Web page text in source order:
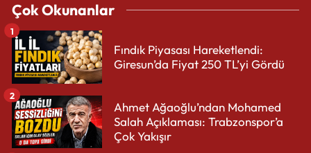
Çok Okunanlar
Fındık Piyasası Hareketlendi:
Giresun’da Fiyat 250 TL’yi Gördü
1
Ahmet Ağaoğlu’ndan Mohamed
Salah Açıklaması: Trabzonspor’a
Çok Yakışır
2